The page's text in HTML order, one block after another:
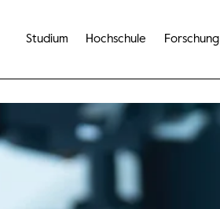
Studium Hochschule Forschung